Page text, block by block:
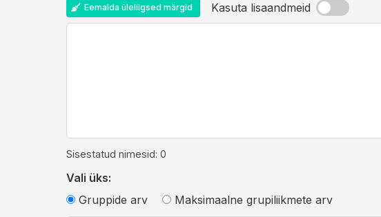
Eemalda üleliigsed märgid Kasuta lisaandmeid
Sisestatud nimesid: 0
Vali üks:
Gruppide arv
Maksimaalne grupiliikmete arv